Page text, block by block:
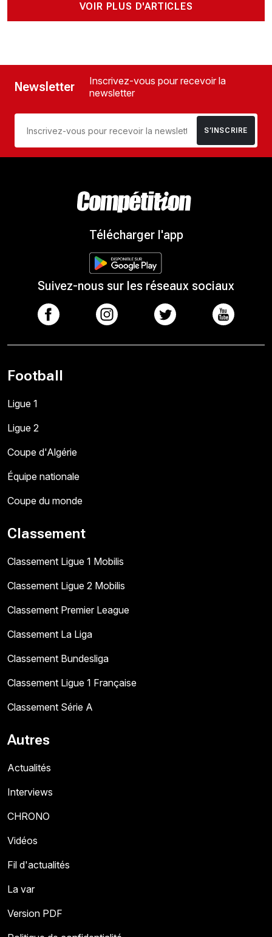
VOIR PLUS D'ARTICLES
Newsletter
Inscrivez-vous pour recevoir la
newsletter
S’INSCRIRE
Télécharger l'app
Suivez-nous sur les réseaux sociaux
Football
Ligue 1
Ligue 2
Coupe d'Algérie
Équipe nationale
Coupe du monde
Classement
Classement Ligue 1 Mobilis
Classement Ligue 2 Mobilis
Classement Premier League
Classement La Liga
Classement Bundesliga
Classement Ligue 1 Française
Classement Série A
Autres
Actualités
Interviews
CHRONO
Vidéos
Fil d'actualités
La var
Version PDF